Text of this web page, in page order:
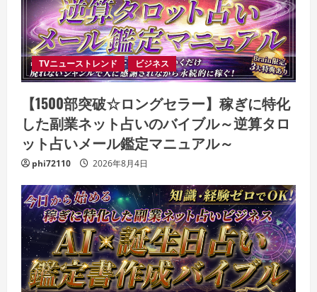
TVニューストレンド ビジネス
【1500部突破☆ロングセラー】稼ぎに特化
した副業ネット占いのバイブル～逆算タロ
ット占いメール鑑定マニュアル～
phi72110 2026年8月4日